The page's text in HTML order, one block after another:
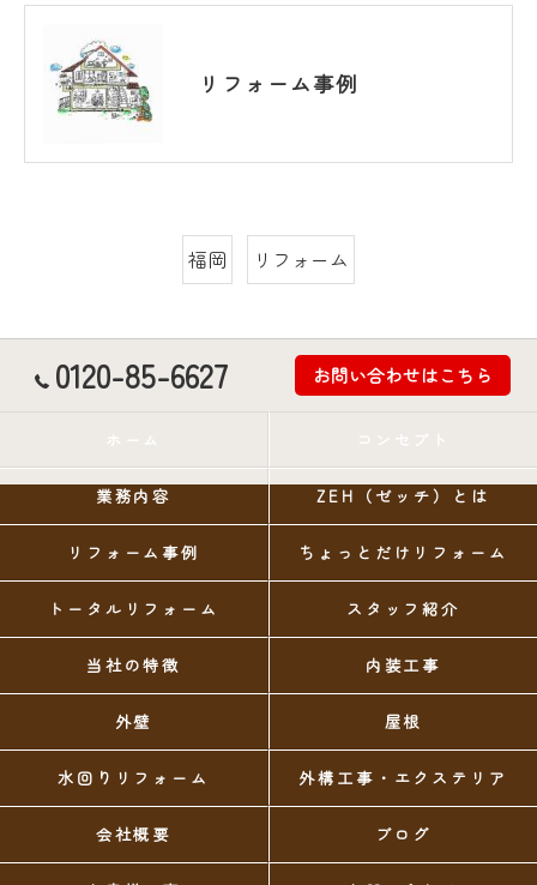
リフォーム事例
福岡 リフォーム
0120-85-6627 お問い合わせはこちら
ホーム コンセプト
業務内容 ZEH（ゼッチ）とは
リフォーム事例 ちょっとだけリフォーム
トータルリフォーム スタッフ紹介
当社の特徴 内装工事
外壁 屋根
水回りリフォーム 外構工事・エクステリア
会社概要 ブログ